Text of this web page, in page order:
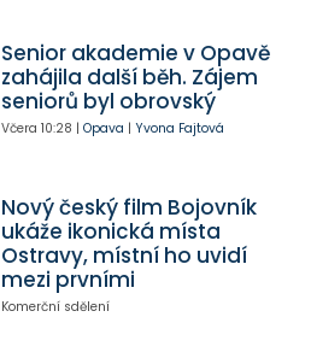
Senior akademie v Opavě
zahájila další běh. Zájem
seniorů byl obrovský
Včera 10:28 | Opava | Yvona Fajtová
Nový český film Bojovník
ukáže ikonická místa
Ostravy, místní ho uvidí
mezi prvními
Komerční sdělení